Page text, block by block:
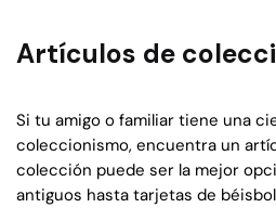
Artículos de
Si tu amigo o familiar tiene una
coleccionismo, encuentra un
colección puede ser la mejor
antiguos hasta tarjetas de